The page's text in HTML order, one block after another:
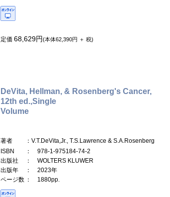
定価 68,629円(本体62,390円 ＋ 税)
DeVita, Hellman, & Rosenberg's Cancer,
12th ed.,Single
Volume
著者
：V.T.DeVita,Jr., T.S.Lawrence & S.A.Rosenberg
ISBN
： 978-1-975184-74-2
出版社
： WOLTERS KLUWER
出版年
： 2023年
ページ数 ： 1880pp.